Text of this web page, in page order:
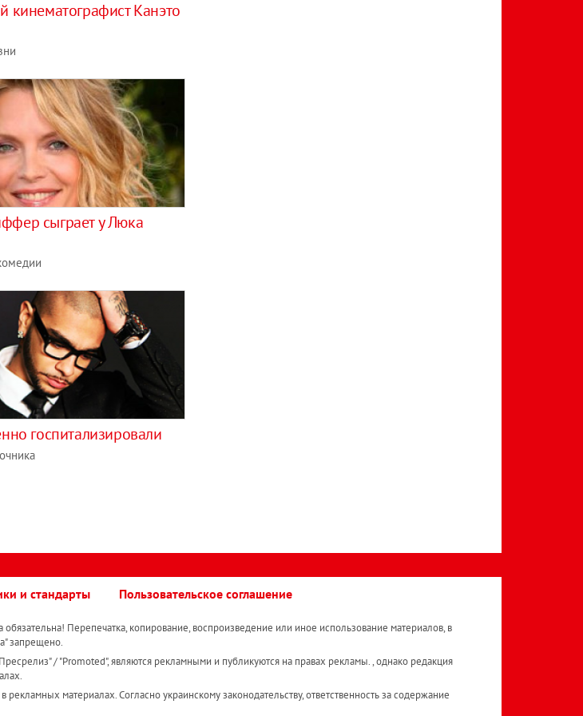
кинематографист Канэто
сыграет у Люка
госпитализировали
и стандарты Пользовательское соглашение
Перепечатка, копирование, воспроизведение или иное использование материалов, в
запрещено.
/ "Promoted", являются рекламными и публикуются на правах рекламы. , однако редакция
материалах. Согласно украинскому законодательству, ответственность за содержание